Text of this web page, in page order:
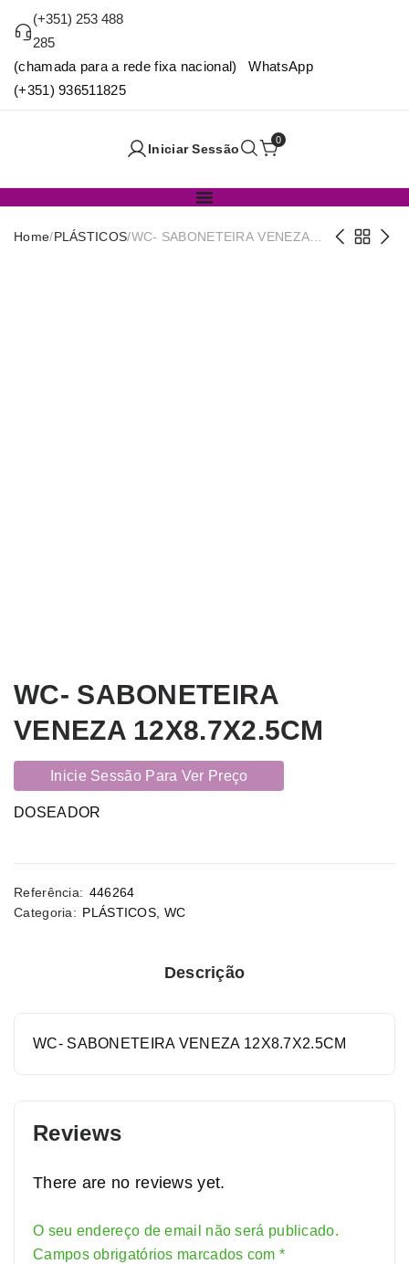
(+351) 253 488
285
(chamada para a rede fixa nacional) WhatsApp
(+351) 936511825
Iniciar Sessão
0
Home/PLÁSTICOS/WC- SABONETEIRA VENEZA
WC- SABONETEIRA
VENEZA 12X8.7X2.5CM
Inicie Sessão Para Ver Preço
DOSEADOR
Referência: 446264
Categoria: PLÁSTICOS WC
Descrição
WC- SABONETEIRA VENEZA 12X8.7X2.5CM
Reviews
There are no reviews yet.
O seu endereço de email não será publicado.
Campos obrigatórios marcados com *
Alternative: